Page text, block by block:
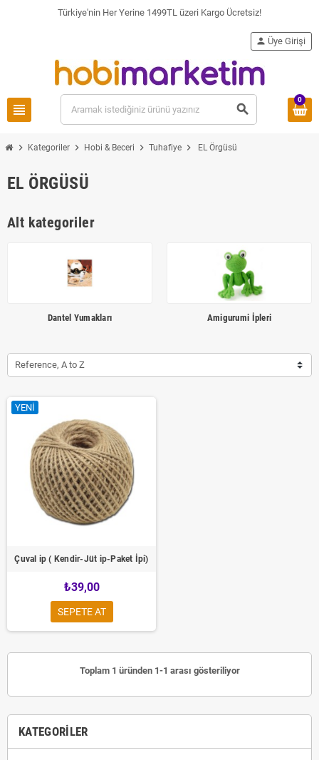
Türkiye'nin Her Yerine 1499TL üzeri Kargo Ücretsiz!
view_headline search
person Üye Girişi
0
chevron_right Kategoriler chevron_right Hobi & Beceri chevron_right Tuhafiye chevron_right EL Örgüsü
KATEGORILER
EL ÖRGÜSÜ
Alt kategoriler
Dantel Yumakları Amigurumi İpleri
Reference, A to Z
YENI
Çuval ip ( Kendir-Jüt ip-Paket İpi)
₺39,00
SEPETE AT
Toplam 1 üründen 1-1 arası gösteriliyor